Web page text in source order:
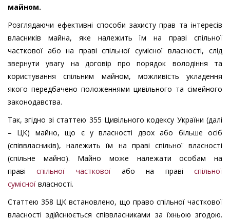
майном.
Розглядаючи ефективні способи захисту прав та інтересів
власників майна, яке належить їм на праві спільної
часткової або на праві спільної сумісної власності, слід
звернути увагу на договір про порядок володіння та
користування спільним майном, можливість укладення
якого передбачено положеннями цивільного та сімейного
законодавства.
Так, згідно зі статтею 355 Цивільного кодексу України (далі
– ЦК) майно, що є у власності двох або більше осіб
(співвласників), належить їм на праві спільної власності
(спільне майно). Майно може належати особам на
правіспільної частковоїабо на правіспільної
сумісної власності.
Статтею 358 ЦК встановлено, що право спільної часткової
власності здійснюється співвласниками за їхньою згодою.